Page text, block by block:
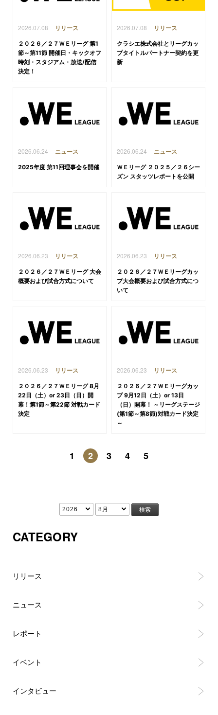
2026.07.08 リリース
２０２６／２７ＷＥリーグ 第1
節～第11節 開催日・キックオフ
時刻・スタジアム・放送/配信
決定！
2026.07.08 リリース
クラシエ株式会社とリーグカッ
プタイトルパートナー契約を更
新
2026.06.24 ニュース
2025年度 第11回理事会を開催
2026.06.24 ニュース
ＷＥリーグ ２０２５／２６シー
ズン スタッツレポートを公開
2026.06.23 リリース
２０２６／２７ＷＥリーグ 大会
概要および試合方式について
2026.06.23 リリース
２０２６／２７ＷＥリーグカッ
プ大会概要および試合方式につ
いて
2026.06.23 リリース
２０２６／２７ＷＥリーグ 8月
22日（土）or 23日（日）開
幕！第1節～第22節 対戦カード
決定
2026.06.23 リリース
２０２６／２７ＷＥリーグカッ
プ 9月12日（土）or 13日
（日）開幕！ ～リーグステージ
(第1節～第8節)対戦カード決定
～
1 2 3 4 5
CATEGORY
リリース
ニュース
レポート
イベント
インタビュー